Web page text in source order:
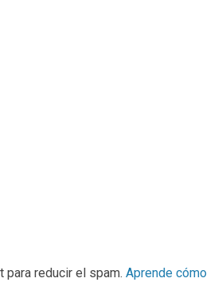
reducir el spam. Aprende cómo